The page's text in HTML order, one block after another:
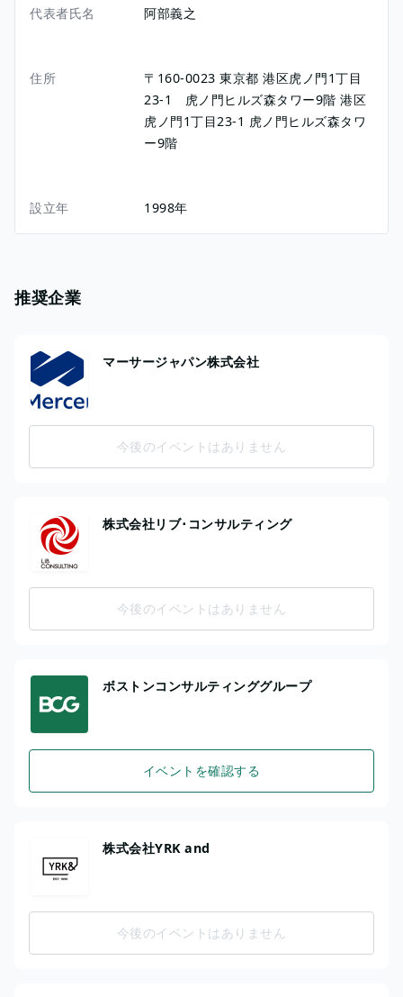
代表者氏名 阿部義之
住所 〒160-0023東京都港区虎ノ門1丁目
23-1 虎ノ門ヒルズ森タワー9階 港区
虎ノ門1丁目23-1 虎ノ門ヒルズ森タワ
ー9階
設立年 1998年
推奨企業
マーサージャパン株式会社
今後のイベントはありません
株式会社リブ･コンサルティング
今後のイベントはありません
ボストンコンサルティンググループ
イベントを確認する
株式会社YRK and
今後のイベントはありません